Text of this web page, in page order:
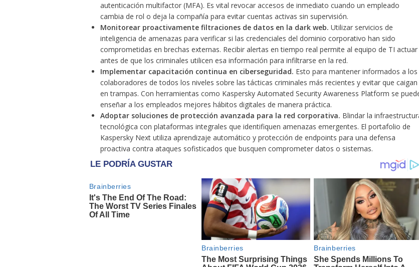
autenticación multifactor (MFA). Es vital revocar accesos de inmediato cuando un empleado
cambia de rol o deja la compañía para evitar cuentas activas sin supervisión.
Monitorear proactivamente filtraciones de datos en la dark web. Utilizar servicios de
inteligencia de amenazas para verificar si las credenciales del dominio corporativo han sido
comprometidas en brechas externas. Recibir alertas en tiempo real permite al equipo de TI actuar
antes de que los criminales utilicen esa información para infiltrarse en la red.
Implementar capacitación continua en ciberseguridad. Esto para mantener informados a los
colaboradores de todos los niveles sobre las tácticas criminales más recientes y evitar que caigan
en trampas. Con herramientas como Kaspersky Automated Security Awareness Platform se
enseñar a los empleados mejores hábitos digitales de manera práctica.
Adoptar soluciones de protección avanzada para la red corporativa. Blindar la
tecnológica con plataformas integrales que identifiquen amenazas emergentes. El portafolio de
Kaspersky Next utiliza aprendizaje automático y protección de endpoints para una defensa
proactiva contra ataques sofisticados que busquen comprometer datos o sistemas.